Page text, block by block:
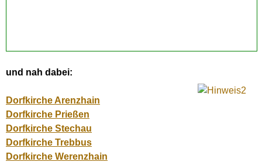
und nah dabei:
Dorfkirche Arenzhain
Dorfkirche Prießen
Dorfkirche Stechau
Dorfkirche Trebbus
Dorfkirche Werenzhain